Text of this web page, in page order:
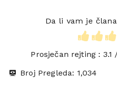
Da li vam je
Prosječan rejting : 3.1
Broj Pregleda: 1,034